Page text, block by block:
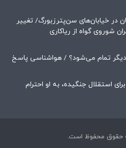
در خیابان‌های سن‌پترزبورگ/ تغییر
شوروی گواه از ریاکاری
دیگر تمام می‌شود؟ / هواشناسی پاسخ
استقلال جنگیده، به او احترام